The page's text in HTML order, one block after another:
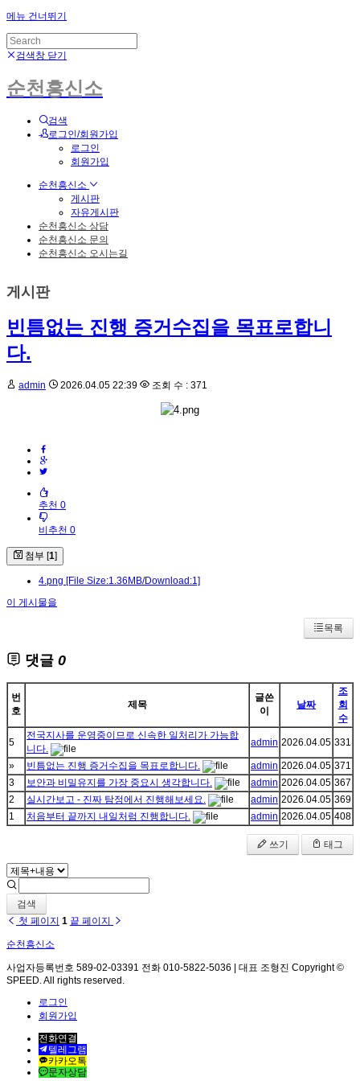
메뉴 건너뛰기
검색창 닫기
순천흥신소
검색
로그인/회원가입
로그인
회원가입
순천흥신소
게시판
자유게시판
순천흥신소 상담
순천흥신소 문의
순천흥신소 오시는길
게시판
빈틈없는 진행 증거수집을 목표로합니
다.
admin 2026.04.05 22:39 조회 수 : 371
추천 0
비추천 0
첨부 [1]
4.png [File Size:1.36MB/Download:1]
이 게시물을
목록
댓글 0
번
호
제목
글쓴
이
날짜
조
회
수
5
전국지사를 운영중이므로 신속한 일처리가 가능합
니다.
admin 2026.04.05 331
» 빈틈없는 진행 증거수집을 목표로합니다. admin 2026.04.05 371
3
보안과 비밀유지를 가장 중요시 생각합니다. admin 2026.04.05 367
2
실시간보고 - 진짜 탐정에서 진행해보세요. admin 2026.04.05 369
1
처음부터 끝까지 내일처럼 진행합니다. admin 2026.04.05 408
쓰기 태그
검색
첫 페이지 1 끝 페이지
순천흥신소
사업자등록번호 589-02-03391 전화 010-5822-5036 | 대표 조형진 Copyright ©
SPEED. All rights reserved.
로그인
회원가입
전화연결
텔레그램
카카오톡
문자상담